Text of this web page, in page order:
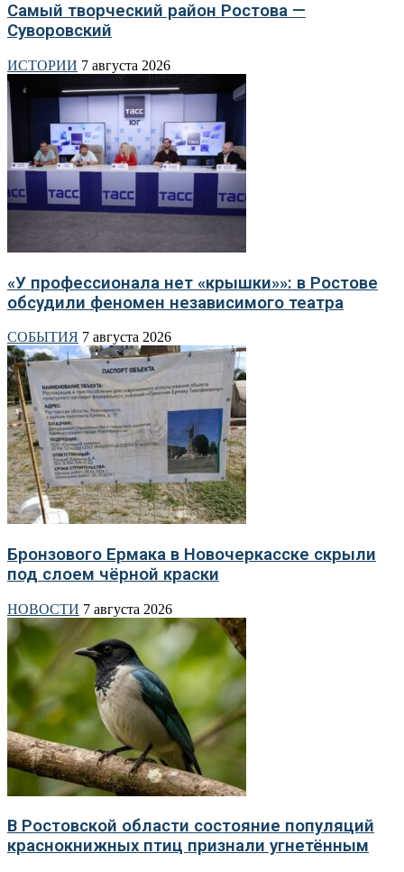
Самый творческий район Ростова —
Суворовский
ИСТОРИИ 7 августа 2026
«У профессионала нет «крышки»»: в Ростове
обсудили феномен независимого театра
СОБЫТИЯ 7 августа 2026
Бронзового Ермака в Новочеркасске скрыли
под слоем чёрной краски
НОВОСТИ 7 августа 2026
В Ростовской области состояние популяций
краснокнижных птиц признали угнетённым